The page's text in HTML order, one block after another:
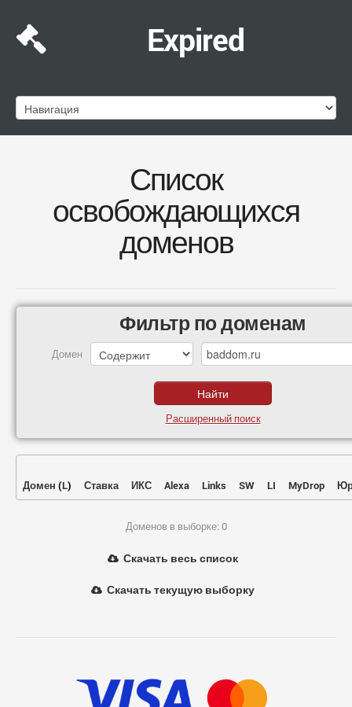
Expired
Список
освобождающихся
доменов
Фильтр по доменам
Домен
Расширенный поиск
Домен (L) Ставка ИКС Alexa Links SW LI MyDrop
Доменов в выборке: 0
Скачать весь список
Скачать текущую выборку